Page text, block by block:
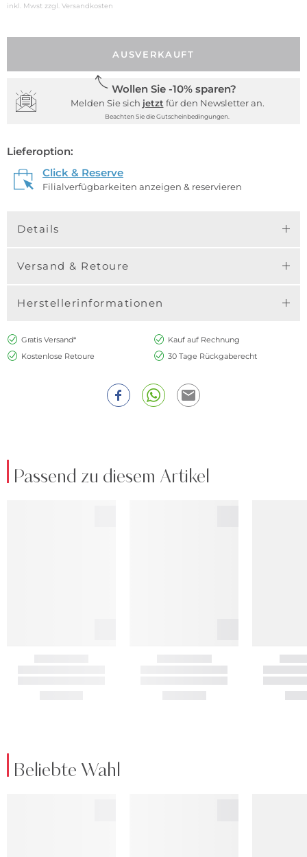
inkl. Mwst zzgl. Versandkosten
AUSVERKAUFT
Wollen Sie -10% sparen?
Melden Sie sich jetzt für den Newsletter an.
Beachten Sie die Gutscheinbedingungen.
Lieferoption:
Click & Reserve
Filialverfügbarkeiten anzeigen & reservieren
Details
Versand & Retoure
Herstellerinformationen
Gratis Versand*
Kauf auf Rechnung
Kostenlose Retoure
30 Tage Rückgaberecht
Passend zu diesem Artikel
Beliebte Wahl